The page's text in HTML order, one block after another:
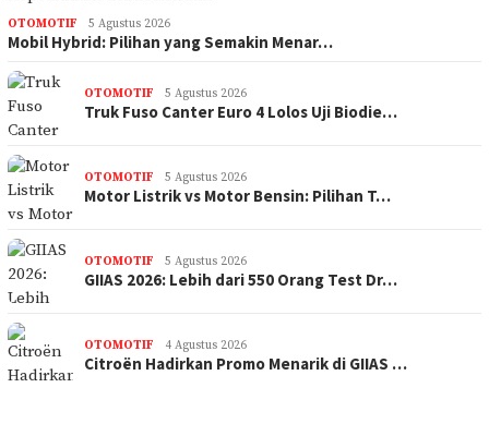
OTOMOTIF 5 Agustus 2026
Mobil Hybrid: Pilihan yang Semakin Menar…
OTOMOTIF 5 Agustus 2026
Truk Fuso Canter Euro 4 Lolos Uji Biodie…
OTOMOTIF 5 Agustus 2026
Motor Listrik vs Motor Bensin: Pilihan T…
OTOMOTIF 5 Agustus 2026
GIIAS 2026: Lebih dari 550 Orang Test Dr…
OTOMOTIF 4 Agustus 2026
Citroën Hadirkan Promo Menarik di GIIAS …